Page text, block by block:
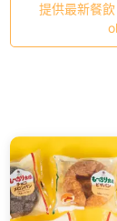
提供最新餐